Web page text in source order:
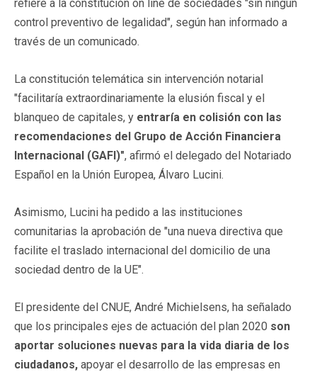
refiere a la constitución on line de sociedades "sin ningún
control preventivo de legalidad", según han informado a
través de un comunicado.
La constitución telemática sin intervención notarial
"facilitaría extraordinariamente la elusión fiscal y el
blanqueo de capitales, y entraría en colisión con las
recomendaciones del Grupo de Acción Financiera
Internacional (GAFI)", afirmó el delegado del Notariado
Español en la Unión Europea, Álvaro Lucini.
Asimismo, Lucini ha pedido a las instituciones
comunitarias la aprobación de "una nueva directiva que
facilite el traslado internacional del domicilio de una
sociedad dentro de la UE".
El presidente del CNUE, André Michielsens, ha señalado
que los principales ejes de actuación del plan 2020 son
aportar soluciones nuevas para la vida diaria de los
ciudadanos, apoyar el desarrollo de las empresas en